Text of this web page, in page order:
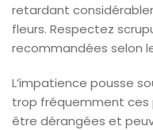
retardant
fleurs. Respectez
recommandées selon
L’impatience pousse
trop fréquemment ces
être dérangées et